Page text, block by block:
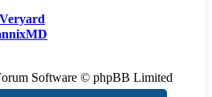
Software © phpBB Limited